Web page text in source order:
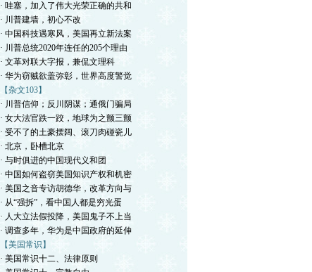
· 哇塞，加入了伟大光荣正确的共和
· 川普建墙，初心不改
· 中国科技遇寒风，美国再立新法案
· 川普总统2020年连任的205个理由
· 文革对联大字报，兼侃文理科
· 华为窃贼欲盖弥彰，世界高度警觉
【杂文103】
· 川普信仰；反川阴谋；通俄门骗局
· 女大法官跌一跤，地球为之颤三颤
· 受不了的土豪摆阔、滚刀肉碰瓷儿
· 北京，卧槽北京
· 与时俱进的中国现代义和团
· 中国如何盗窃美国知识产权和机密
· 美国之音专访胡德华，改革方向与
· 从“强拆”，看中国人都是穷光蛋
· 人大立法假投降，美国鬼子不上当
· 调查多年，华为是中国政府的延伸
【美国常识】
· 美国常识十二、法律原则